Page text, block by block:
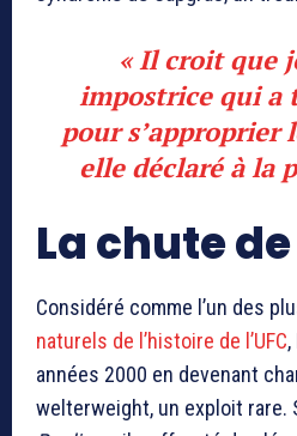
« Il croit que
impostrice qui a
pour s’approprier
elle déclaré à la
La chute
Considéré comme l’un des
naturels de l’histoire de l’UFC
années 2000 en devenant
welterweight, un exploit rare.